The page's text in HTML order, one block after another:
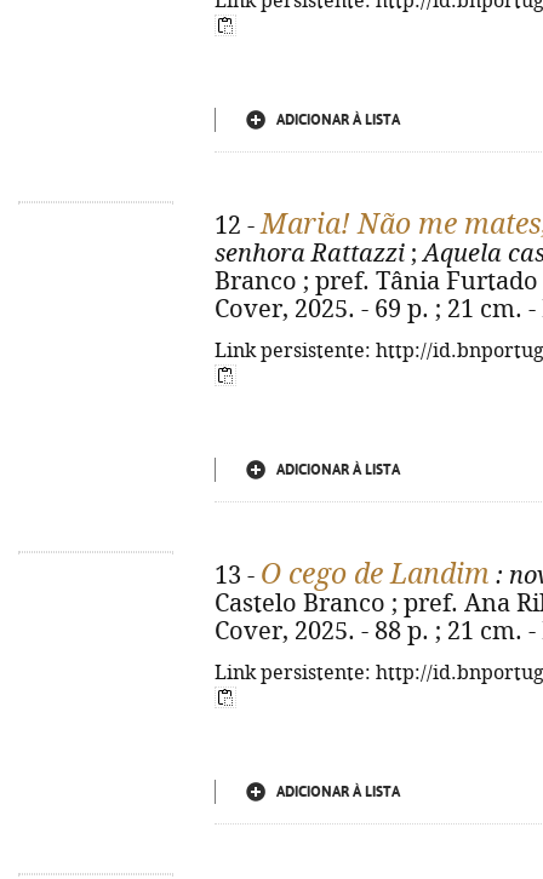
ADICIONAR À LISTA
12 -Maria! Não me
senhora Rattazzi ;Aquela
Branco ; pref. Tânia
Cover, 2025. - 69 p. ; 21 cm.
Link persistente: http://
ADICIONAR À LISTA
13 - O cego de Landim :
Castelo Branco ; pref. Ana
Cover, 2025. - 88 p. ; 21 cm.
Link persistente: http://
ADICIONAR À LISTA